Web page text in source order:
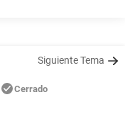
Siguiente Tema
Cerrado